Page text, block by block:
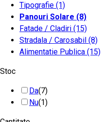
Tipografie (1)
Panouri Solare (8)
Fatade / Cladiri (15)
Stradala / Carosabil (8)
Alimentatie Publica (15)
Stoc
Da(7)
Nu(1)